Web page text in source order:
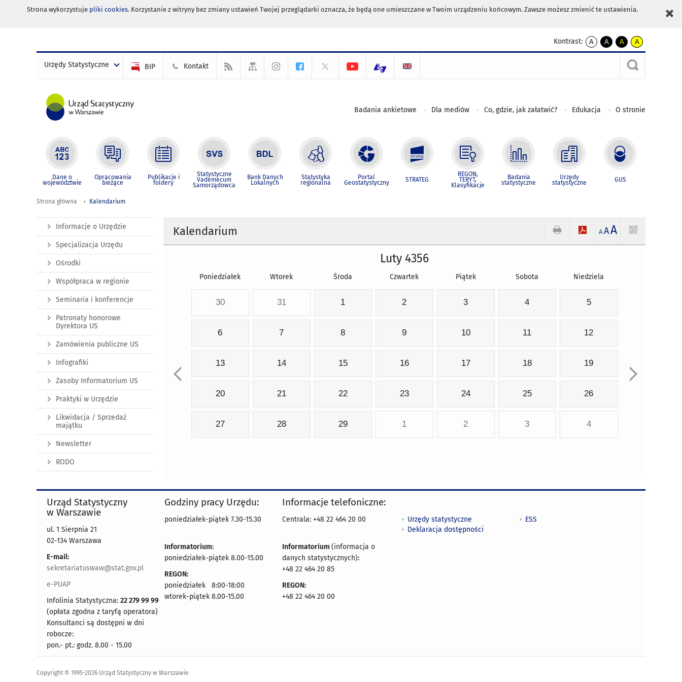
Strona wykorzystuje pliki cookies. Korzystanie z witryny bez zmiany ustawień Twojej przeglądarki oznacza, że będą one umieszczane w Twoim urządzeniu końcowym. Zawsze możesz zmienić te ustawienia.
Kontrast:
A
kontrast
A
kontrast
czarnym
A
kontrast
żółty
tekst
czarnym
A
kontrast
czarny
tekst
żółtym
Urzędy Statystyczne BIP Kontakt
Badania ankietowe Dla mediów Co, gdzie, jak załatwić? Edukacja O stronie
Dane o
województwie
Opracowania
bieżące
Publikacje i
foldery
Statystyczne
Vademecum
Samorządowca
Bank Danych
Lokalnych
Statystyka
regionalna
Portal
Geostatystyczny STRATEG
REGON,
TERYT,
Klasyfikacje
Badania
statystyczne
Urzędy
statystyczne GUS
Strona główna Kalendarium
Kalendarium A AA
Luty 4356
Poniedziałek Wtorek Środa Czwartek Piątek Sobota Niedziela
30 31 1 2 3 4 5
6 7 8 9 10 11 12
13 14 15 16 17 18 19
20 21 22 23 24 25 26
27 28 29 1 2 3 4
Informacje o Urzędzie
Specjalizacja Urzędu
Ośrodki
Współpraca w regionie
Seminaria i konferencje
Patronaty honorowe
Dyrektora US
Zamówienia publiczne US
Infografiki
Zasoby Informatorium US
Praktyki w Urzędzie
Likwidacja / Sprzedaż
majątku
Newsletter
RODO
Urząd Statystyczny
w Warszawie
ul. 1 Sierpnia 21
02-134 Warszawa
E-mail:
sekretariatuswaw@stat.gov.pl
e-PUAP
Infolinia Statystyczna: 22 279 99 99
(opłata zgodna z taryfą operatora)
Konsultanci są dostępni w dni
robocze:
pon.- pt.: godz. 8.00 - 15.00
Godziny pracy Urzędu:
poniedziałek-piątek 7.30-15.30
Informatorium:
poniedziałek-piątek 8.00-15.00
REGON:
poniedziałek 8:00-18:00
wtorek-piątek 8.00-15.00
Informacje telefoniczne:
Centrala: +48 22 464 20 00
Informatorium (informacja o
danych statystycznych):
+48 22 464 20 85
REGON:
+48 22 464 20 00
Urzędy statystyczne
Deklaracja dostępności
ESS
Copyright © 1995-2026 Urząd Statystyczny w Warszawie